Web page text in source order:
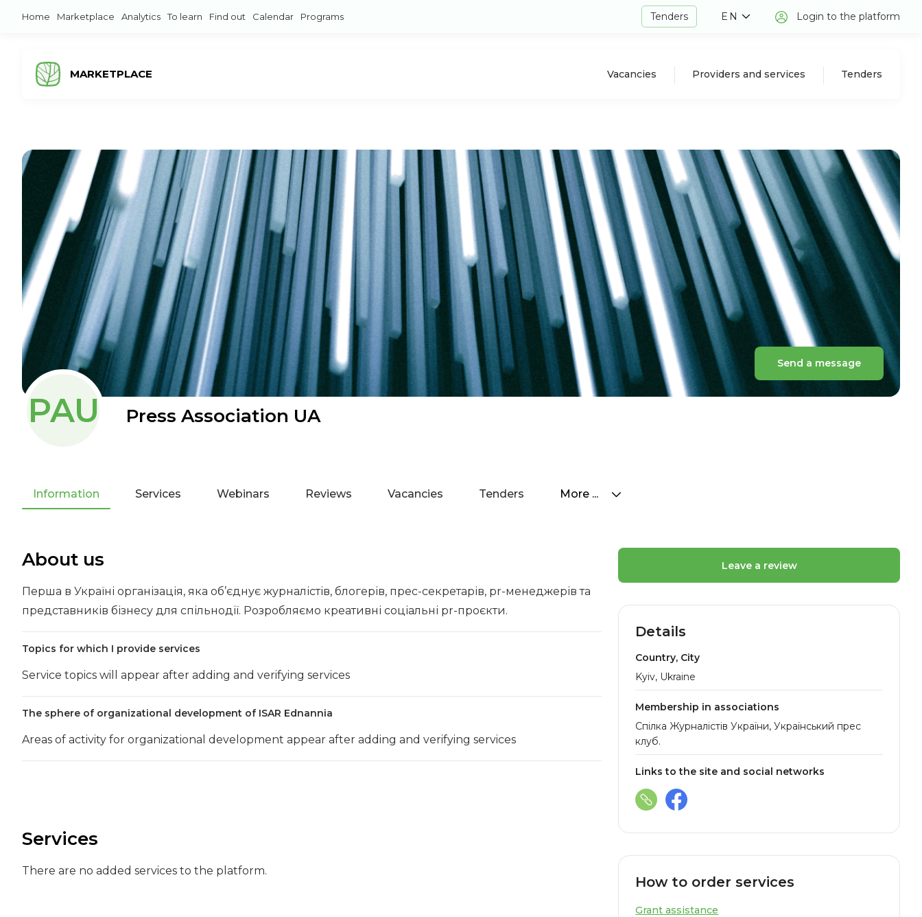
Home Marketplace Analytics To learn Find out Calendar Programs Tenders EN Login to the platform
MARKETPLACE Vacancies Providers and services Tenders
Send a message
PAU Press Association UA
Information Services Webinars Reviews Vacancies Tenders More ...
About us
Перша в Україні організація, яка об’єднує журналістів, блогерів, прес-секретарів, pr-менеджерів та
представників бізнесу для спільнодії. Розробляємо креативні соціальні pr-проєкти.
Topics for which I provide services
Service topics will appear after adding and verifying services
The sphere of organizational development of ISAR Ednannia
Areas of activity for organizational development appear after adding and verifying services
Services
There are no added services to the platform.
Leave a review
Details
Country, City
Kyiv, Ukraine
Membership in associations
Спілка Журналістів України, Український прес
клуб.
Links to the site and social networks
How to order services
Grant assistance